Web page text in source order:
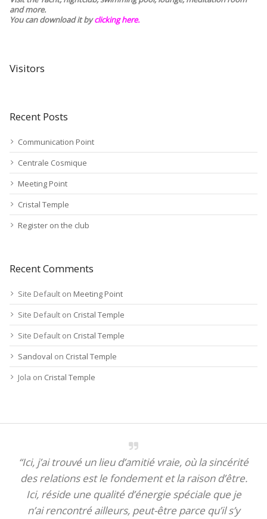
and more.
You can download it byclicking here.
Visitors
Recent Posts
Communication Point
Centrale Cosmique
Meeting Point
Cristal Temple
Register on the club
Recent Comments
Site Default on Meeting Point
Site Default on Cristal Temple
Site Default on Cristal Temple
Sandoval on Cristal Temple
Jola on Cristal Temple
“Ici, j’ai trouvé un lieu d’amitié vraie, où la sincérité
des relations est le fondement et la raison d’être.
Ici, réside une qualité d’énergie spéciale que je
n’ai rencontré ailleurs, peut-être parce qu’il s’y